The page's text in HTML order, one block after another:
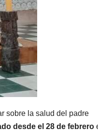
sobre la salud del padre
desde el 28 de febrero